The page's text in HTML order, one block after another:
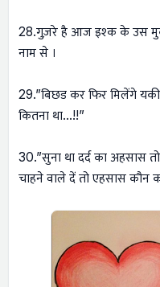
28.गुज़रे है आज इश्‍क के उस
नाम से ।
29.”बिछड कर फिर मिलेंगे
कितना था…!!”
30.”सुना था दर्द का अहसास
चाहने वाले दें तो एहसास कौन